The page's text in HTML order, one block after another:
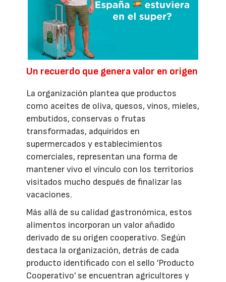
Un recuerdo que genera valor en origen
La organización plantea que productos
como aceites de oliva, quesos, vinos, mieles,
embutidos, conservas o frutas
transformadas, adquiridos en
supermercados y establecimientos
comerciales, representan una forma de
mantener vivo el vínculo con los territorios
visitados mucho después de finalizar las
vacaciones.
Más allá de su calidad gastronómica, estos
alimentos incorporan un valor añadido
derivado de su origen cooperativo. Según
destaca la organización, detrás de cada
producto identificado con el sello 'Producto
Cooperativo' se encuentran agricultores y